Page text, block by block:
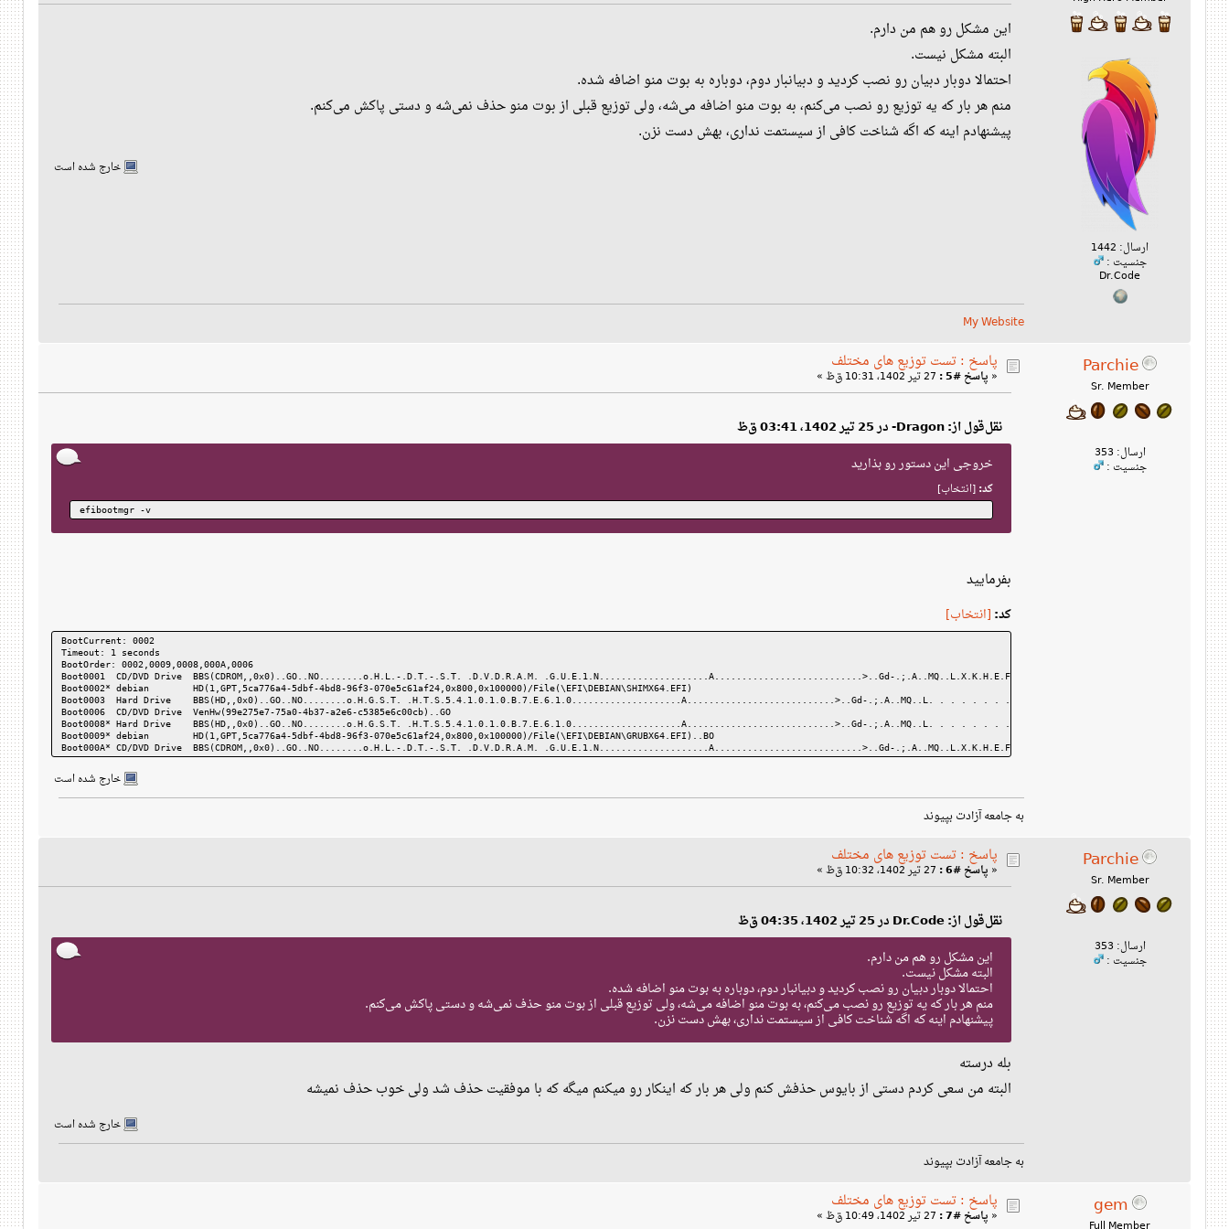
ارسال: 1442
جنسیت :
Dr.Code
این مشکل رو هم من دارم.
البته مشکل نیست.
احتمالا دوبار دبیان رو نصب کردید و دبیانبار دوم، دوباره به بوت منو اضافه شده.
منم هر بار که یه توزیع رو نصب می‌کنم، به بوت منو اضافه می‌شه، ولی توزیع قبلی از بوت منو حذف نمی‌شه و دستی پاکش می‌کنم.
پیشنهادم اینه که اگه شناخت کافی از سیستمت نداری، بهش دست نزن.
خارج شده است
My Website
Parchie
Sr. Member
ارسال: 353
جنسیت :
پاسخ : تست توزیع های مختلف
« پاسخ #5 :
نقل‌قول از: Dragon- در 25 تیر 1402، 03:41 ق‌ظ
خروجی این دستور رو بذارید
کد:[انتخاب]
efibootmgr -v
بفرمایید
کد: [انتخاب]
BootCurrent: 0002
Timeout: 1 seconds
BootOrder: 0002,0009,0008,000A,0006
Boot0001  CD/DVD Drive
BBS(CDROM,,0x0)..GO..NO........o.H.L.-.D.T.-.S.T. .D.V.D.R.A.M. .G.U.E.1.N....................A...........................>..Gd-.;.A..MQ..L.X.K.H.E.F.9.0.J.3.1. .9. . . . . . . . ........BO
Boot0002* debian
HD(1,GPT,5ca776a4-5dbf-4bd8-96f3-070e5c61af24,0x800,0x100000)/File(\EFI\DEBIAN\SHIMX64.EFI)
Boot0003  Hard Drive
BBS(HD,,0x0)..GO..NO........o.H.G.S.T. .H.T.S.5.4.1.0.1.0.B.7.E.6.1.0....................A...........................>..Gd-.;.A..MQ..L. . . . . . . . .X.W.1.U.2.E.F.7.1.D.M.3........BO
Boot0006  CD/DVD Drive
VenHw(99e275e7-75a0-4b37-a2e6-c5385e6c00cb)..GO
Boot0008* Hard Drive
BBS(HD,,0x0)..GO..NO........o.H.G.S.T. .H.T.S.5.4.1.0.1.0.B.7.E.6.1.0....................A...........................>..Gd-.;.A..MQ..L. . . . . . . . .X.W.1.U.2.E.F.7.1.D.M.3........BO
Boot0009* debian
HD(1,GPT,5ca776a4-5dbf-4bd8-96f3-070e5c61af24,0x800,0x100000)/File(\EFI\DEBIAN\GRUBX64.EFI)..BO
Boot000A* CD/DVD Drive
BBS(CDROM,,0x0)..GO..NO........o.H.L.-.D.T.-.S.T. .D.V.D.R.A.M. .G.U.E.1.N....................A...........................>..Gd-.;.A..MQ..L.X.K.H.E.F.9.0.J.3.1. .9. . . . . . . . ........BO
خارج شده است
به جامعه آزادت بپیوند
Parchie
Sr. Member
ارسال: 353
جنسیت :
پاسخ : تست توزیع های مختلف
« پاسخ #6 :
نقل‌قول از: Dr.Code در 25 تیر 1402، 04:35 ق‌ظ
این مشکل رو هم من دارم.
البته مشکل نیست.
احتمالا دوبار دبیان رو نصب کردید و دبیانبار دوم، دوباره به بوت منو اضافه شده.
منم هر بار که یه توزیع رو نصب می‌کنم، به بوت منو اضافه می‌شه، ولی توزیع قبلی از بوت منو حذف نمی‌شه و دستی پاکش می‌کنم.
پیشنهادم اینه که اگه شناخت کافی از سیستمت نداری، بهش دست نزن.
بله درسته
البته من سعی کردم دستی از بایوس حذفش کنم ولی هر بار که اینکار رو میکنم میگه که با موفقیت حذف شد ولی خوب حذف نمیشه
خارج شده است
به جامعه آزادت بپیوند
gem پاسخ : تست توزیع های مختلف
« پاسخ #7 :